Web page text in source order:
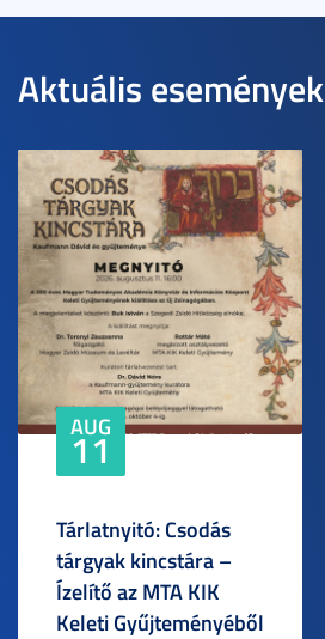
Aktuális események
AUG
11
Tárlatnyitó: Csodás
tárgyak kincstára –
Ízelítő az MTA KIK
Keleti Gyűjteményéből